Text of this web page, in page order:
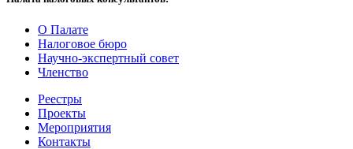
О Палате
Налоговое бюро
Научно-экспертный совет
Членство
Реестры
Проекты
Мероприятия
Контакты